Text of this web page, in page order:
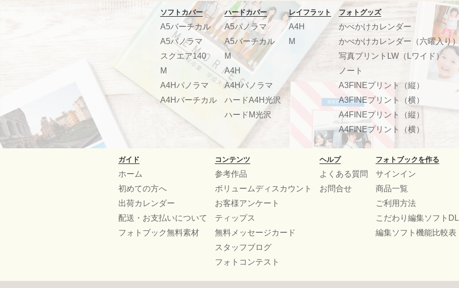
ソフトカバー
A5バーチカル
A5パノラマ
スクエア140
M
A4Hパノラマ
A4Hバーチカル
ハードカバー
A5パノラマ
A5バーチカル
M
A4H
A4Hパノラマ
ハードA4H光沢
ハードM光沢
レイフラット
A4H
M
フォトグッズ
かべかけカレンダー
かべかけカレンダー（六曜入り）
写真プリントLW（Lワイド）
ノート
A3FINEプリント（縦）
A3FINEプリント（横）
A4FINEプリント（縦）
A4FINEプリント（横）
ガイド
ホーム
初めての方へ
出荷カレンダー
配送・お支払いについて
フォトブック無料素材
コンテンツ
参考作品
ボリュームディスカウント
お客様アンケート
ティップス
無料メッセージカード
スタッフブログ
フォトコンテスト
ヘルプ
よくある質問
お問合せ
フォトブックを作る
サインイン
商品一覧
ご利用方法
こだわり編集ソフトDL
編集ソフト機能比較表